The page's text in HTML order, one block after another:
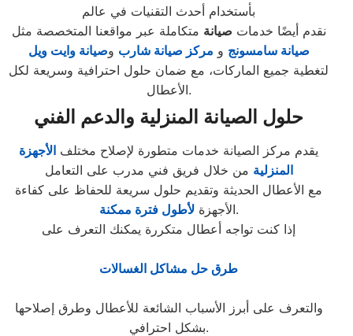
بأستخدام أحدث التقنيات في عالم
نقدم أيضًا خدمات صيانة متكاملة عبر مواقعنا المتخصصة مثل
صيانة سامسونج و مركز صيانة شارب وصيانة وايت ويل
لتغطية جميع الماركات، مع ضمان حلول احترافية وسريعة لكل
الأعطال.
حلول الصيانة المنزلية والدعم الفني
يقدم مركز الصيانة خدمات متطورة لإصلاح مختلف الأجهزة
المنزلية من خلال فريق فني مدرب على التعامل
مع الأعطال الحديثة وتقديم حلول سريعة للحفاظ على كفاءة
الأجهزةلأطول فترة ممكنة
.
إذا كنت تواجه أعطال متكررة يمكنك التعرف على
طرق حل مشاكل الغسالات
والتعرف على أبرز الأسباب الشائعة للأعطال وطرق إصلاحها
بشكل احترافي.